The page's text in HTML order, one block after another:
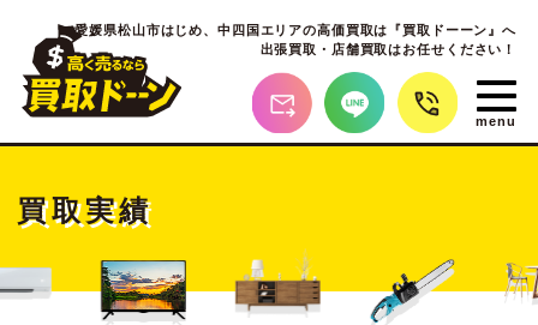
愛媛県松山市はじめ、中四国エリアの高価買取は『買取ドーーン』へ
出張買取・店舗買取はお任せください！
買取実績